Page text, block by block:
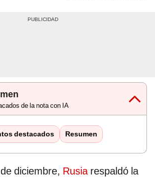
de la nota con IA
destacados Resumen
diciembre, Rusia respaldó la